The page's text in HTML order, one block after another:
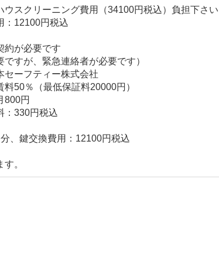
ウスクリーニング費用（34100円税込）負担下
円税込
必要です
緊急連絡者が必要です）
ティー株式会社
最低保証料20000円）
円
円税込
、鍵交換費用：12100円税込
。